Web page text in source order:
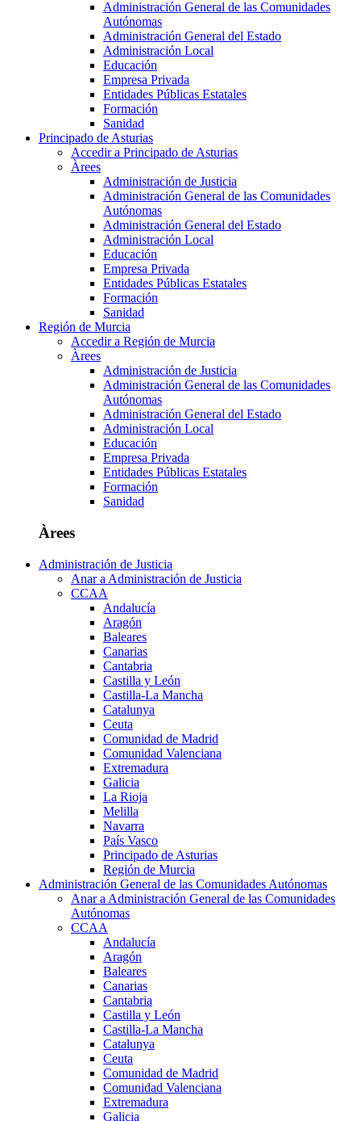
Administración General de las Comunidades
Autónomas
Administración General del Estado
Administración Local
Educación
Empresa Privada
Entidades Públicas Estatales
Formación
Sanidad
Principado de Asturias
Accedir a Principado de Asturias
Àrees
Administración de Justicia
Administración General de las Comunidades
Autónomas
Administración General del Estado
Administración Local
Educación
Empresa Privada
Entidades Públicas Estatales
Formación
Sanidad
Región de Murcia
Accedir a Región de Murcia
Àrees
Administración de Justicia
Administración General de las Comunidades
Autónomas
Administración General del Estado
Administración Local
Educación
Empresa Privada
Entidades Públicas Estatales
Formación
Sanidad
Àrees
Administración de Justicia
Anar a Administración de Justicia
CCAA
Andalucía
Aragón
Baleares
Canarias
Cantabria
Castilla y León
Castilla-La Mancha
Catalunya
Ceuta
Comunidad de Madrid
Comunidad Valenciana
Extremadura
Galicia
La Rioja
Melilla
Navarra
País Vasco
Principado de Asturias
Región de Murcia
Administración General de las Comunidades Autónomas
Anar a Administración General de las Comunidades
Autónomas
CCAA
Andalucía
Aragón
Baleares
Canarias
Cantabria
Castilla y León
Castilla-La Mancha
Catalunya
Ceuta
Comunidad de Madrid
Comunidad Valenciana
Extremadura
Galicia